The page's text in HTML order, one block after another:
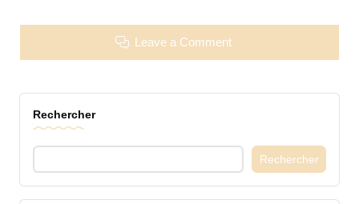
Leave a Comment
Rechercher
Rechercher